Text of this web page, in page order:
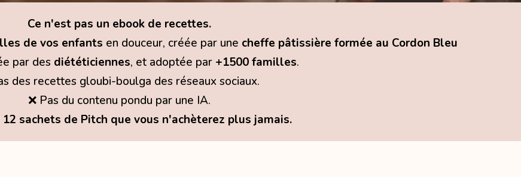
Ce n'est pas un ebook de recettes.
de vos enfants en douceur, créée par une cheffe pâtissière formée au Cordon Bleu
par des diététiciennes, et adoptée par +1500 familles.
des recettes gloubi-boulga des réseaux sociaux.
❌ Pas du contenu pondu par une IA.
sachets de Pitch que vous n'achèterez plus jamais.